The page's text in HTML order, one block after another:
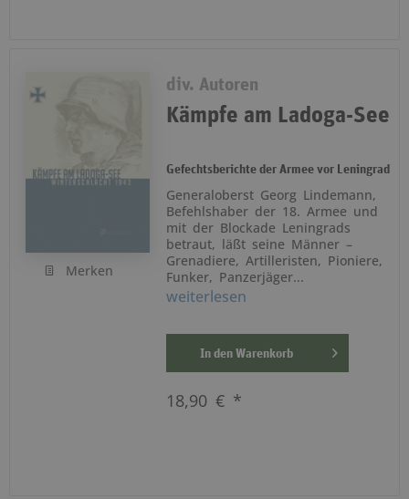
Merken
div. Autoren
Kämpfe am Ladoga-See
Gefechtsberichte der Armee vor Leningrad
Generaloberst Georg Lindemann,
Befehlshaber der 18. Armee und
mit der Blockade Leningrads
betraut, läßt seine Männer –
Grenadiere, Artilleristen, Pioniere,
Funker, Panzerjäger...
weiterlesen
In den Warenkorb
18,90 € *